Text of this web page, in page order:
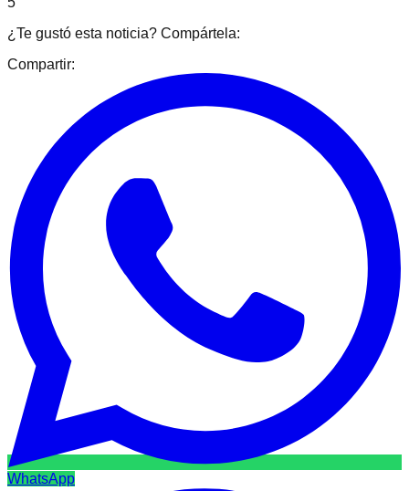
¿Te gustó esta noticia? Compártela:
Compartir:
WhatsApp